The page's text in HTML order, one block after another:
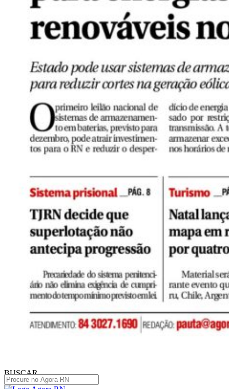
BUSCAR